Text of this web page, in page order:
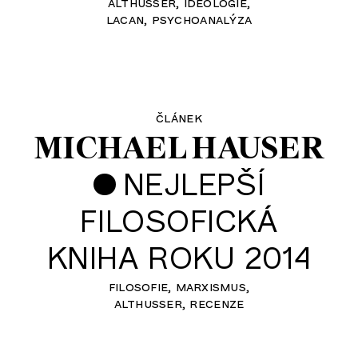
lacan psychoanalýza
článek
MICHAEL HAUSER
• NEJLEPŠÍ
FILOSOFICKÁ
KNIHA ROKU 2014
filosofie marxismus
althusser recenze